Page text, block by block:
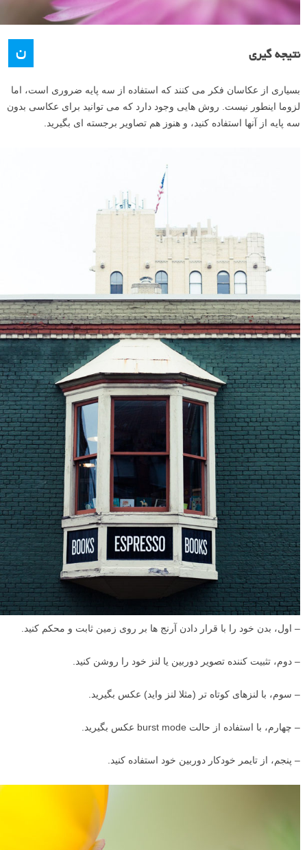
ن نتیجه گیری
بسیاری از عکاسان فکر می کنند که استفاده از سه پایه ضروری است، اما
لزوما اینطور نیست. روش هایی وجود دارد که می توانید برای عکاسی بدون
سه پایه از آنها استفاده کنید، و هنوز هم تصاویر برجسته ای بگیرید.
– اول، بدن خود را با قرار دادن آرنج ها بر روی زمین ثابت و محکم کنید.
– دوم، تثبیت کننده تصویر دوربین یا لنز خود را روشن کنید.
– سوم، با لنزهای کوتاه تر (مثلا لنز واید) عکس بگیرید.
– چهارم، با استفاده از حالت burst mode عکس بگیرید.
– پنجم، از تایمر خودکار دوربین خود استفاده کنید.